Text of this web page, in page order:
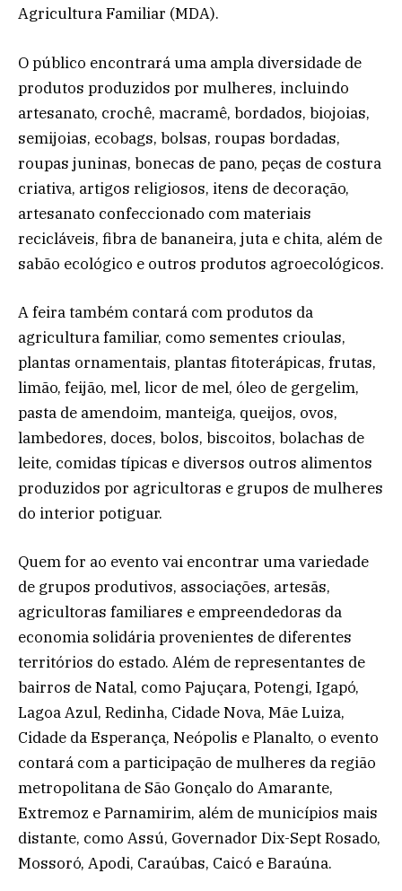
Agricultura Familiar (MDA).
O público encontrará uma ampla diversidade de
produtos produzidos por mulheres, incluindo
artesanato, crochê, macramê, bordados, biojoias,
semijoias, ecobags, bolsas, roupas bordadas,
roupas juninas, bonecas de pano, peças de costura
criativa, artigos religiosos, itens de decoração,
artesanato confeccionado com materiais
recicláveis, fibra de bananeira, juta e chita, além de
sabão ecológico e outros produtos agroecológicos.
A feira também contará com produtos da
agricultura familiar, como sementes crioulas,
plantas ornamentais, plantas fitoterápicas, frutas,
limão, feijão, mel, licor de mel, óleo de gergelim,
pasta de amendoim, manteiga, queijos, ovos,
lambedores, doces, bolos, biscoitos, bolachas de
leite, comidas típicas e diversos outros alimentos
produzidos por agricultoras e grupos de mulheres
do interior potiguar.
Quem for ao evento vai encontrar uma variedade
de grupos produtivos, associações, artesãs,
agricultoras familiares e empreendedoras da
economia solidária provenientes de diferentes
territórios do estado. Além de representantes de
bairros de Natal, como Pajuçara, Potengi, Igapó,
Lagoa Azul, Redinha, Cidade Nova, Mãe Luiza,
Cidade da Esperança, Neópolis e Planalto, o evento
contará com a participação de mulheres da região
metropolitana de São Gonçalo do Amarante,
Extremoz e Parnamirim, além de municípios mais
distante, como Assú, Governador Dix-Sept Rosado,
Mossoró, Apodi, Caraúbas, Caicó e Baraúna.